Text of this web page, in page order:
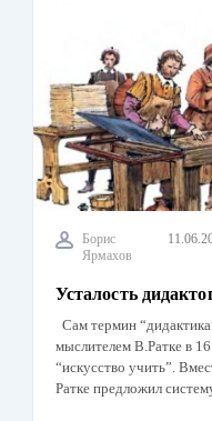
Борис
Ярмахов
Усталость
Сам термин
мыслителем В.Ратке в
“искусство учить”.
Ратке предложил